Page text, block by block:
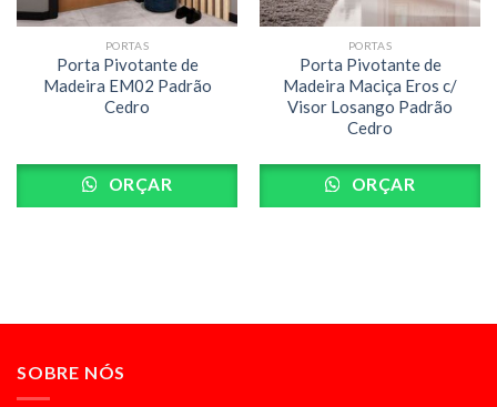
PORTAS
Porta Pivotante de
Madeira EM02 Padrão
Cedro
ORÇAR
PORTAS
Porta Pivotante de
Madeira Maciça Eros c/
Visor Losango Padrão
Cedro
ORÇAR
SOBRE NÓS